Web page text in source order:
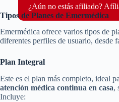
¿Aún no estás afiliado?
Tipos de Planes de Emermédica
Emermédica ofrece varios tipos de
diferentes perfiles de usuario, desde
Plan Integral
Este es el plan más completo, ideal
atención médica continua en casa,
Incluye: